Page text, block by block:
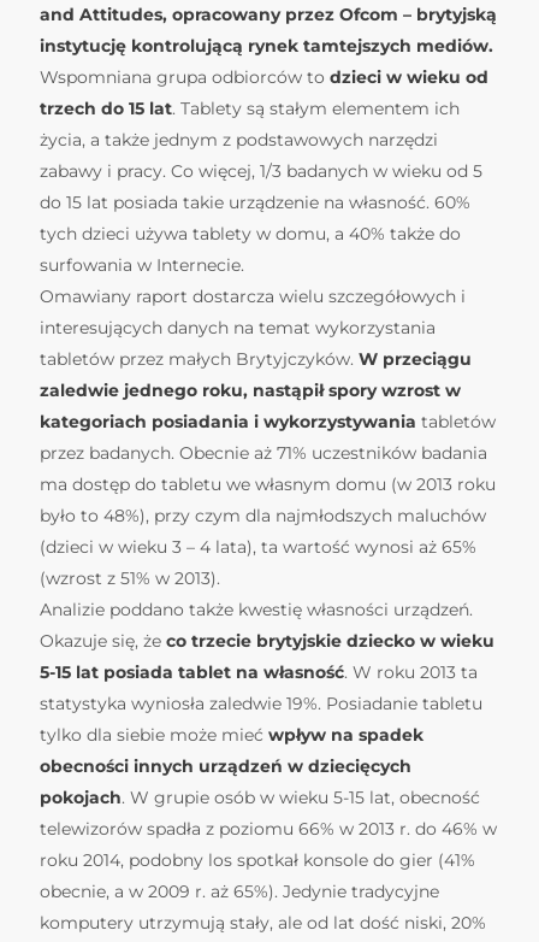
and Attitudes, opracowany przez Ofcom – brytyjską
instytucję kontrolującą rynek tamtejszych mediów.
Wspomniana grupa odbiorców to dzieci w wieku od
trzech do 15 lat. Tablety są stałym elementem ich
życia, a także jednym z podstawowych narzędzi
zabawy i pracy. Co więcej, 1/3 badanych w wieku od 5
do 15 lat posiada takie urządzenie na własność. 60%
tych dzieci używa tablety w domu, a 40% także do
surfowania w Internecie.
Omawiany raport dostarcza wielu szczegółowych i
interesujących danych na temat wykorzystania
tabletów przez małych Brytyjczyków. W przeciągu
zaledwie jednego roku, nastąpił spory wzrost w
kategoriach posiadania i wykorzystywania tabletów
przez badanych. Obecnie aż 71% uczestników badania
ma dostęp do tabletu we własnym domu (w 2013 roku
było to 48%), przy czym dla najmłodszych maluchów
(dzieci w wieku 3 – 4 lata), ta wartość wynosi aż 65%
(wzrost z 51% w 2013).
Analizie poddano także kwestię własności urządzeń.
Okazuje się, że co trzecie brytyjskie dziecko w wieku
5-15 lat posiada tablet na własność. W roku 2013 ta
statystyka wyniosła zaledwie 19%. Posiadanie tabletu
tylko dla siebie może mieć wpływ na spadek
obecności innych urządzeń w dziecięcych
pokojach. W grupie osób w wieku 5-15 lat, obecność
telewizorów spadła z poziomu 66% w 2013 r. do 46% w
roku 2014, podobny los spotkał konsole do gier (41%
obecnie, a w 2009 r. aż 65%). Jedynie tradycyjne
komputery utrzymują stały, ale od lat dość niski, 20%